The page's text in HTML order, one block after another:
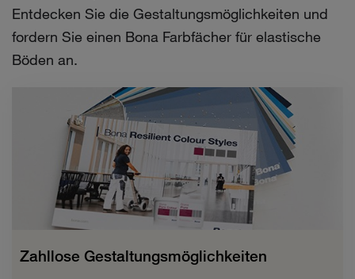
Entdecken Sie die Gestaltungsmöglichkeiten und
fordern Sie einen Bona Farbfächer für elastische
Böden an.
Zahllose Gestaltungsmöglichkeiten